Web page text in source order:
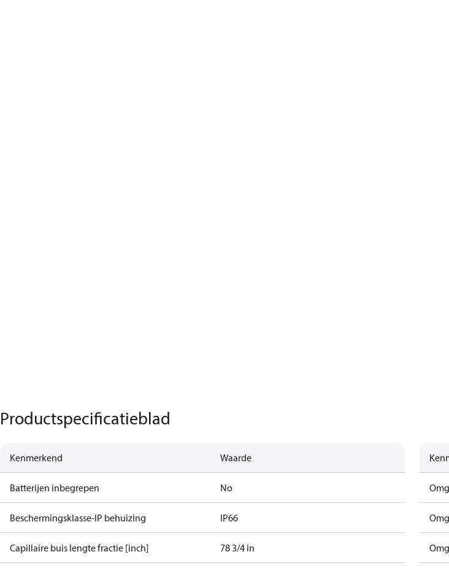
Productspecificatieblad
Kenmerkend Waarde
Batterijen inbegrepen No
Beschermingsklasse-IP behuizing IP66
Capillaire buis lengte fractie [inch] 78 3/4 in